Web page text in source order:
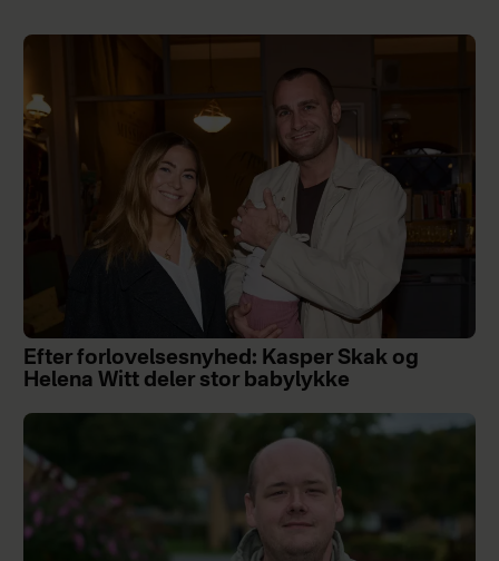
Efter forlovelsesnyhed: Kasper Skak og
Helena Witt deler stor babylykke